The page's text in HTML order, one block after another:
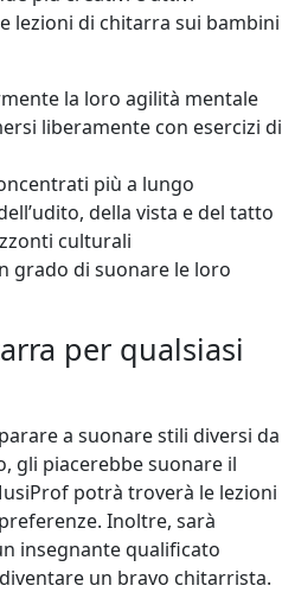
lezioni di chitarra sui bambini
la loro agilità mentale
liberamente con esercizi di
più a lungo
della vista e del tatto
culturali
grado di suonare le loro
per qualsiasi
a suonare stili diversi da
gli piacerebbe suonare il
potrà troverà le lezioni
Inoltre, sarà
insegnante qualificato
un bravo chitarrista.